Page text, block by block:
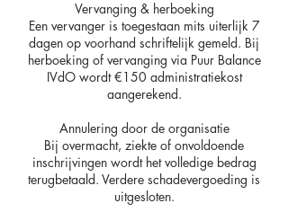
Vervanging & herboeking
Een vervanger is toegestaan mits uiterlijk 7
dagen op voorhand schriftelijk gemeld. Bij
herboeking of vervanging via Puur Balance
IVdO wordt €150 administratiekost
aangerekend.
Annulering door de organisatie
Bij overmacht, ziekte of onvoldoende
inschrijvingen wordt het volledige bedrag
terugbetaald. Verdere schadevergoeding is
uitgesloten.